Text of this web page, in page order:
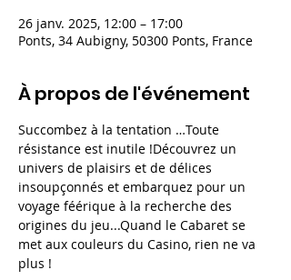
26 janv. 2025, 12:00 – 17:00
Ponts, 34 Aubigny, 50300 Ponts, France
À propos de l'événement
Succombez à la tentation …Toute
résistance est inutile !Découvrez un
univers de plaisirs et de délices
insoupçonnés et embarquez pour un
voyage féérique à la recherche des
origines du jeu...Quand le Cabaret se
met aux couleurs du Casino, rien ne va
plus !